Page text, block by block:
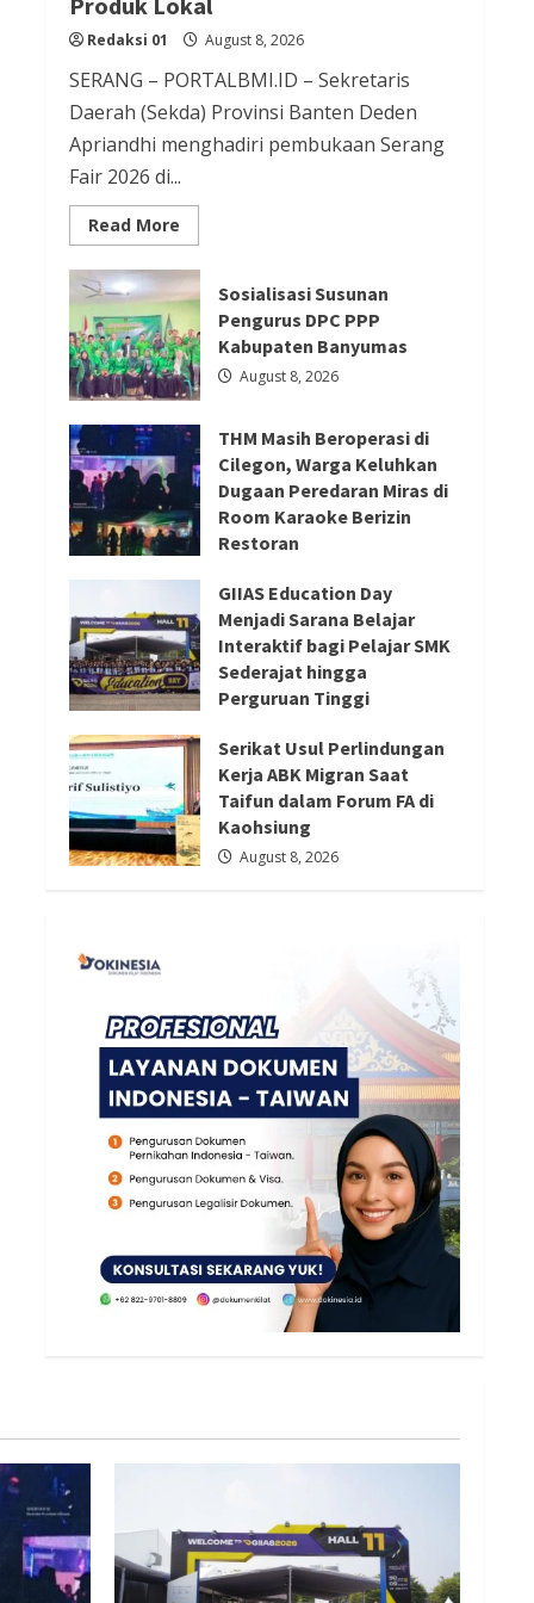
Redaksi 01
Berita Ekonomi dan Bisnis
Berita Otomotif
Berita Trending
GIIAS Education Day Menjadi
Sarana Belajar Interaktif bagi
Pelajar SMK Sederajat hingga
Perguruan Tinggi
Redaksi 01
Berita Ekonomi dan Bisnis
Berita Mancanegara
Serikat Usul Perlindungan Kerja
ABK Migran Saat Taifun dalam
Forum FA di Kaohsiung
Redaksi 01 August 8, 2026
Redaksi 01 August 8, 2026
SERANG – PORTALBMI.ID – Sekretaris
Daerah (Sekda) Provinsi Banten Deden
Apriandhi menghadiri pembukaan Serang
Fair 2026 di...
Read More
more
Serang
Fair
2026
Jadi
Etalase
UMKM,
Sekda
Deden
Ajak
Masyarakat
Cintai
Produk
Lokal
Sosialisasi Susunan
Pengurus DPC PPP
Kabupaten Banyumas
August 8, 2026
THM Masih Beroperasi di
Cilegon, Warga Keluhkan
Dugaan Peredaran Miras di
Room Karaoke Berizin
Restoran
GIIAS Education Day
Menjadi Sarana Belajar
Interaktif bagi Pelajar SMK
Sederajat hingga
Perguruan Tinggi
Serikat Usul Perlindungan
Kerja ABK Migran Saat
Taifun dalam Forum FA di
Kaohsiung
August 8, 2026